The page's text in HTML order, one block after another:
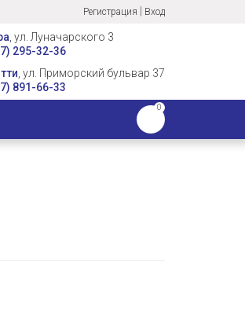
Регистрация Вход
, ул. Луначарского 3
295-32-36
, ул. Приморский бульвар 37
891-66-33
0